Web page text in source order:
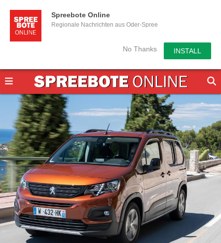
Spreebote Online
Regionale Nachrichten aus Oder-Spree
No Thanks INSTALL